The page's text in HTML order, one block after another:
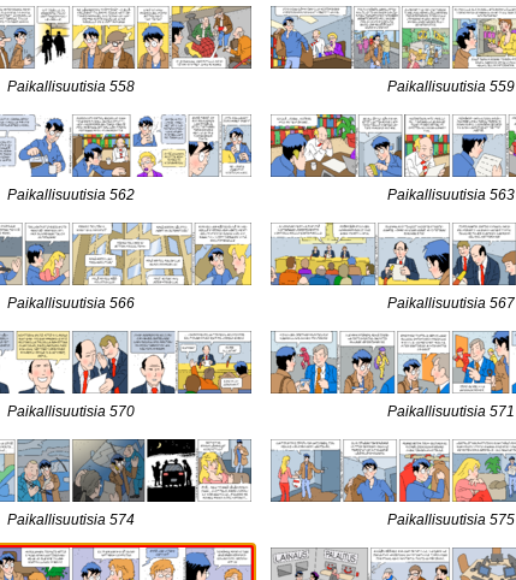
Paikallisuutisia 558 Paikallisuutisia 559
Paikallisuutisia 562 Paikallisuutisia 563
Paikallisuutisia 566 Paikallisuutisia 567
Paikallisuutisia 570 Paikallisuutisia 571
Paikallisuutisia 574 Paikallisuutisia 575